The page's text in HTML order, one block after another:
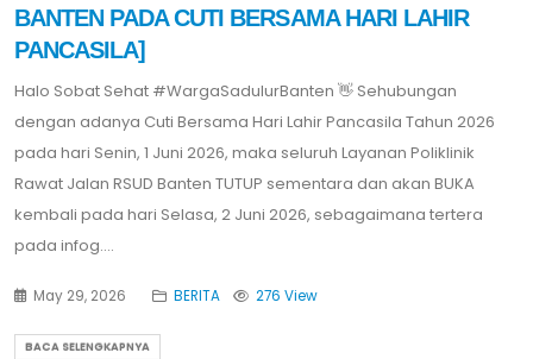
BANTEN PADA CUTI BERSAMA HARI LAHIR
PANCASILA]
Halo Sobat Sehat #WargaSadulurBanten 👋 Sehubungan
dengan adanya Cuti Bersama Hari Lahir Pancasila Tahun 2026
pada hari Senin, 1 Juni 2026, maka seluruh Layanan Poliklinik
Rawat Jalan RSUD Banten TUTUP sementara dan akan BUKA
kembali pada hari Selasa, 2 Juni 2026, sebagaimana tertera
pada infog....
May 29, 2026 BERITA 276 View
BACA SELENGKAPNYA